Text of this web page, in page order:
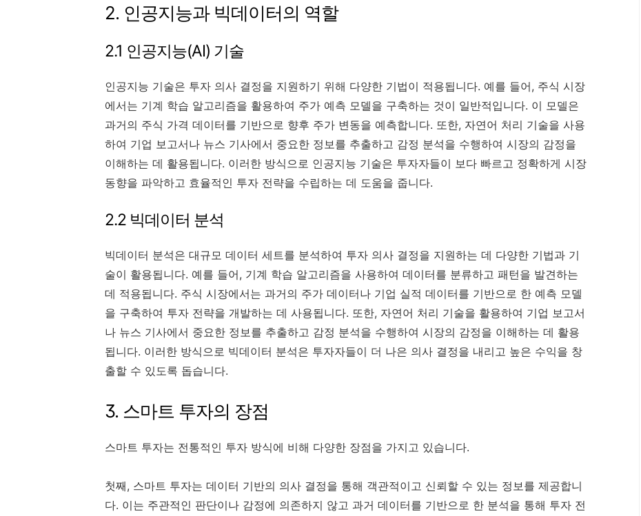
2. 인공지능과 빅데이터의 역할
2.1 인공지능(AI) 기술
인공지능 기술은 투자 의사 결정을 지원하기 위해 다양한 기법이 적용됩니다. 예를 들어, 주식 시장
에서는 기계 학습 알고리즘을 활용하여 주가 예측 모델을 구축하는 것이 일반적입니다. 이 모델은
과거의 주식 가격 데이터를 기반으로 향후 주가 변동을 예측합니다. 또한, 자연어 처리 기술을 사용
하여 기업 보고서나 뉴스 기사에서 중요한 정보를 추출하고 감정 분석을 수행하여 시장의 감정을
이해하는 데 활용됩니다. 이러한 방식으로 인공지능 기술은 투자자들이 보다 빠르고 정확하게 시장
동향을 파악하고 효율적인 투자 전략을 수립하는 데 도움을 줍니다.
2.2 빅데이터 분석
빅데이터 분석은 대규모 데이터 세트를 분석하여 투자 의사 결정을 지원하는 데 다양한 기법과 기
술이 활용됩니다. 예를 들어, 기계 학습 알고리즘을 사용하여 데이터를 분류하고 패턴을 발견하는
데 적용됩니다. 주식 시장에서는 과거의 주가 데이터나 기업 실적 데이터를 기반으로 한 예측 모델
을 구축하여 투자 전략을 개발하는 데 사용됩니다. 또한, 자연어 처리 기술을 활용하여 기업 보고서
나 뉴스 기사에서 중요한 정보를 추출하고 감정 분석을 수행하여 시장의 감정을 이해하는 데 활용
됩니다. 이러한 방식으로 빅데이터 분석은 투자자들이 더 나은 의사 결정을 내리고 높은 수익을 창
출할 수 있도록 돕습니다.
3. 스마트 투자의 장점
스마트 투자는 전통적인 투자 방식에 비해 다양한 장점을 가지고 있습니다.
첫째, 스마트 투자는 데이터 기반의 의사 결정을 통해 객관적이고 신뢰할 수 있는 정보를 제공합니
다. 이는 주관적인 판단이나 감정에 의존하지 않고 과거 데이터를 기반으로 한 분석을 통해 투자 전